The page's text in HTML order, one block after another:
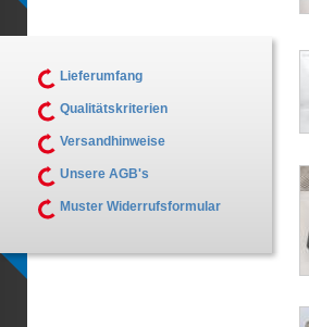
Lieferumfang
Qualitätskriterien
Versandhinweise
Unsere AGB's
Muster Widerrufsformular